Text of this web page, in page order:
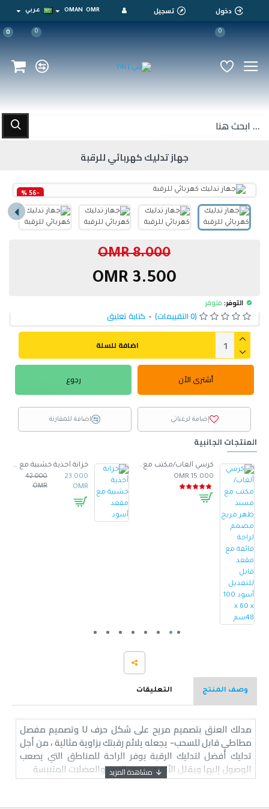
دخول تسجيل OMR
OMAN عربي
0
0
0
جهاز تدليك كهربائي للرقبة
-56 %
التوفر: متوفر
(0 التقييمات) - كتابة تعليق
3.500 OMR
8.000 OMR
اضافة للسلة
أشترى الأن رجوع
إضافة لرغباتي اضافة للمقارنة
المنتجات الجانبية
كرسي ألعاب/مكتب مع مسند ظهر مريح مصمم لراحة فائقة مع مقعد قابل للتعديل أسود 100 x 60 x 48سم
15.000 OMR
خزانة أحذية خشبية مع مقعد أسود
23.000
OMR
42.000
OMR
وصف المنتج التعليقات
مدلك العنق بتصميم مريح على شكل حرف U وتصميم مفصل
مطاطي قابل للسحب- يجعله يلائم رقبتك بزاوية مثالية ، من أجل
تدليك أفضل لتدليك الرقبة يوفر الراحة للمناطق التي يصعب
الوصول إليها ويقلل الألم ويخفف التوتر والعضلات المتيبسة
الأبعاد ذكية من الفولاذ المقاوم للصدأ ويمكن تطبيقها معًا